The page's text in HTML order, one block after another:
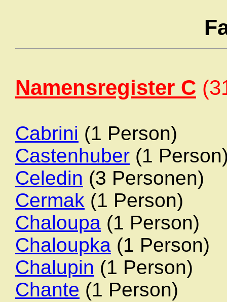
Namensregister C
Cabrini (1 Person)
Castenhuber (1
Celedin (3 Personen)
Cermak (1 Person)
Chaloupa (1 Person)
Chaloupka (1 Person)
Chalupin (1 Person)
Chante (1 Person)